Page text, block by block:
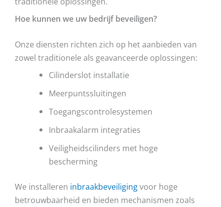
Hoe kunnen we uw bedrijf beveiligen?
Onze diensten richten zich op het aanbieden van
zowel traditionele als geavanceerde oplossingen:
Cilinderslot installatie
Meerpuntssluitingen
Toegangscontrolesystemen
Inbraakalarm integraties
Veiligheidscilinders met hoge
bescherming
We installeren inbraakbeveiligingvoor hoge
betrouwbaarheid en bieden mechanismen zoals